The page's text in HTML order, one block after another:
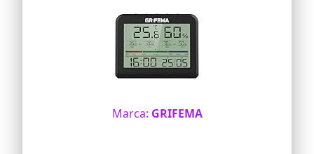
Marca: GRIFEMA